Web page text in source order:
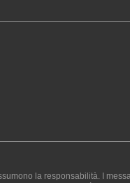
la responsabilità. I